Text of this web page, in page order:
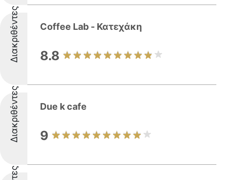
Διακριθέντες Coffee Lab - Κατεχάκη
8.8
Διακριθέντες Due k cafe
9